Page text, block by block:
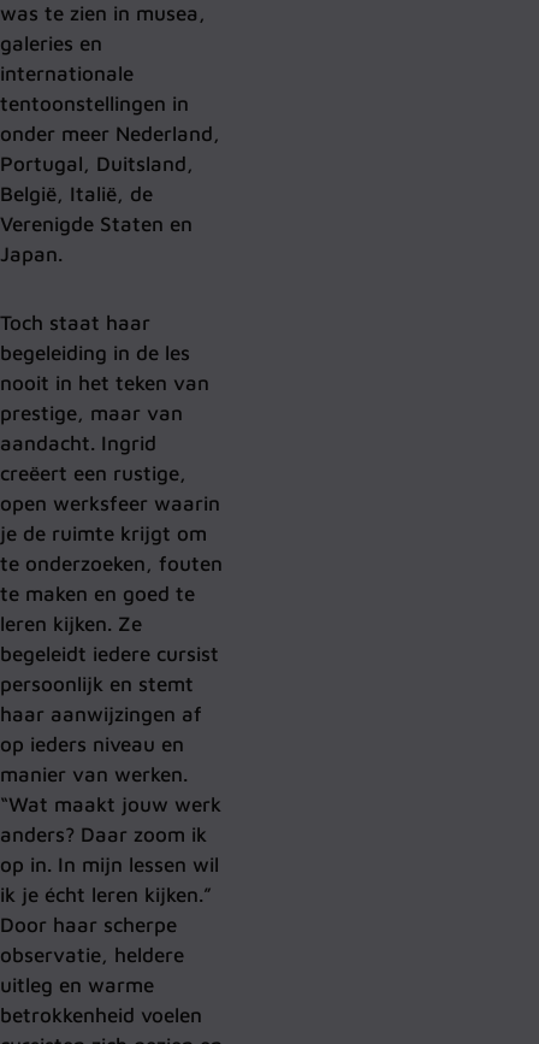
was te zien in musea,
galeries en
internationale
tentoonstellingen in
onder meer Nederland,
Portugal, Duitsland,
België, Italië, de
Verenigde Staten en
Japan.
Toch staat haar
begeleiding in de les
nooit in het teken van
prestige, maar van
aandacht. Ingrid
creëert een rustige,
open werksfeer waarin
je de ruimte krijgt om
te onderzoeken, fouten
te maken en goed te
leren kijken. Ze
begeleidt iedere cursist
persoonlijk en stemt
haar aanwijzingen af
op ieders niveau en
manier van werken.
“Wat maakt jouw werk
anders? Daar zoom ik
op in. In mijn lessen wil
ik je écht leren kijken.”
Door haar scherpe
observatie, heldere
uitleg en warme
betrokkenheid voelen